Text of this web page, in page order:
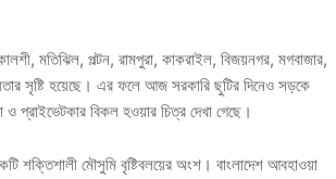
মতিঝিল, পল্টন, রামপুরা, কাকরাইল, বিজয়নগর, মগবাজার,
সৃষ্টি হয়েছে। এর ফলে আজ সরকারি ছুটির দিনেও সড়কে
প্রাইভেটকার বিকল হওয়ার চিত্র দেখা গেছে।
শক্তিশালী মৌসুমি বৃষ্টিবলয়ের অংশ। বাংলাদেশ আবহাওয়া